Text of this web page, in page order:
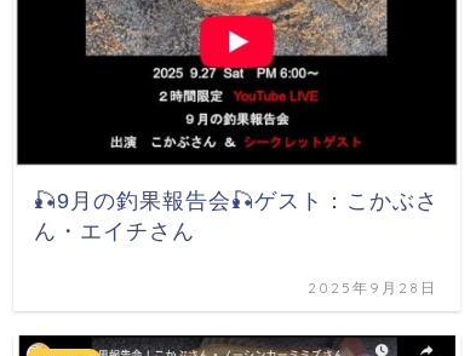
🎣9月の釣果報告会🎣ゲスト：こかぶさ
ん・エイチさん
2025年9月28日